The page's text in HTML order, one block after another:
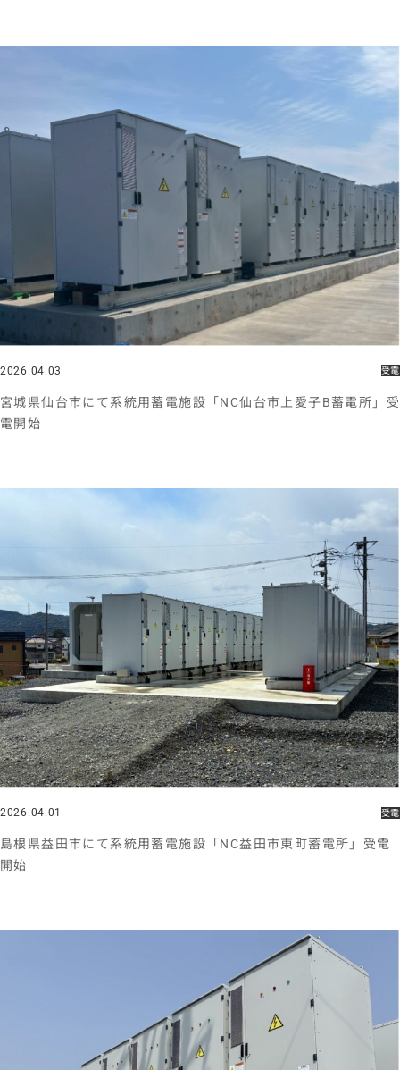
2026.04.03 受電
宮城県仙台市にて系統用蓄電施設「NC仙台市上愛子B蓄電所」受
電開始
2026.04.01 受電
島根県益田市にて系統用蓄電施設「NC益田市東町蓄電所」受電
開始